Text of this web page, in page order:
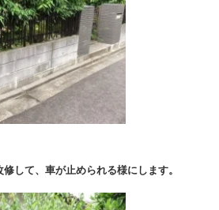
して、車が止められる様にします。